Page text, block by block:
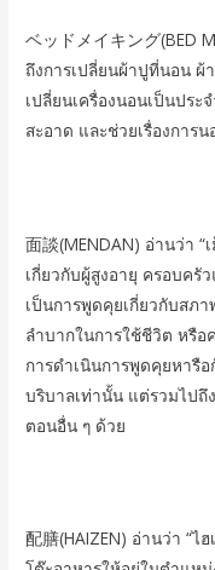
ベッドメイキング(BED
ถึงการเปลี่ยนผ้าปูที่นอน
เปลี่ยนเครื่องนอนเป็นปร
สะอาด และช่วยเรื่องการ
面談(MENDAN) อ่านว่า
เกี่ยวกับผู้สูงอายุ ครอบครั
เป็นการพูดคุยเกี่ยวกับสภ
ลำบากในการใช้ชีวิต หรือ
การดำเนินการพูดคุยหารื
บริบาลเท่านั้น แต่รวมไป
ตอนอื่น ๆ ด้วย
配膳(HAIZEN) อ่านว่า “ไ